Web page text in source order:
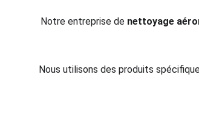
Notre entreprise de nettoyage
Nous utilisons des produits